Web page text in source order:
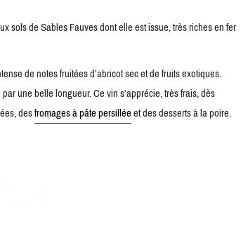
sols de Sables Fauves dont elle est issue, très riches en fer
de notes fruitées d’abricot sec et de fruits exotiques.
une belle longueur. Ce vin s’apprécie, très frais, dès
desfromages à pâte persilléeet des desserts à la poire.